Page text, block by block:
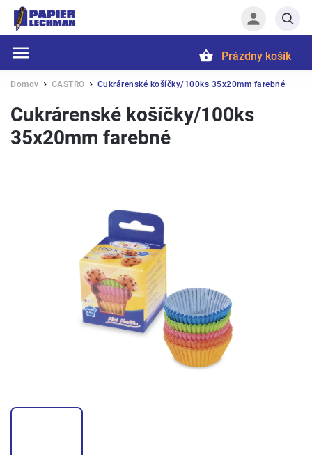
Prázdny košík
Domov / GASTRO / Cukrárenské košíčky/100ks 35x20mm farebné
Cukrárenské košíčky/100ks
35x20mm farebné